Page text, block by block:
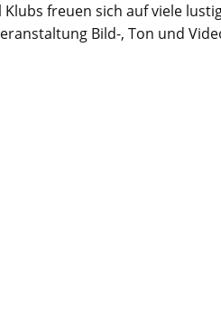
freuen sich auf viele
Bild-, Ton und